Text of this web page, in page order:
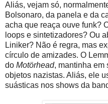
Aliás, vejam só,
Bolsonaro, da panela e da
acha que reaça ouve funk?
loops e sintetizadores? Ou
Liniker? Não é regra, mas
círculo de amizades. O
do Motörhead, mantinha em
objetos nazistas. Aliás, ele
suásticas nos shows da